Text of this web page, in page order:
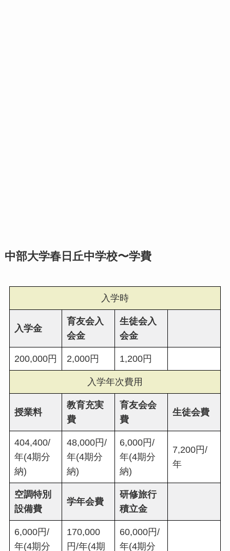
中部大学春日丘中学校〜学費
入学時
入学金
育友会入
会金
生徒会入
会金
200,000円 2,000円 1,200円
入学年次費用
授業料
教育充実
費
育友会会
費
生徒会費
404,400/
年(4期分
納)
48,000円/
年(4期分
納)
6,000円/
年(4期分
納)
7,200円/
年
空調特別
設備費
学年会費
研修旅行
積立金
6,000円/
年(4期分
170,000
円/年(4期
60,000円/
年(4期分